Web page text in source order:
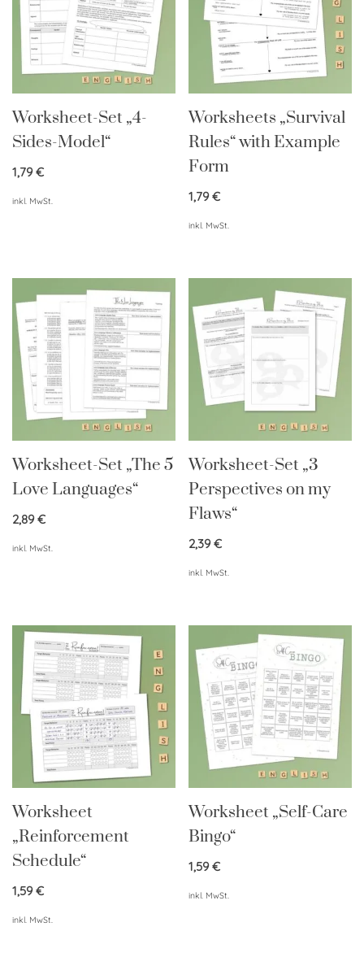
Worksheet-Set „4-
Sides-Model“
1,79€
inkl. MwSt.
Worksheets „Survival
Rules“ with Example
Form
1,79€
inkl. MwSt.
Worksheet-Set „The 5
Love Languages“
2,89€
inkl. MwSt.
Worksheet-Set „3
Perspectives on my
Flaws“
2,39€
inkl. MwSt.
Worksheet
„Reinforcement
Schedule“
1,59€
inkl. MwSt.
Worksheet „Self-Care
Bingo“
1,59€
inkl. MwSt.